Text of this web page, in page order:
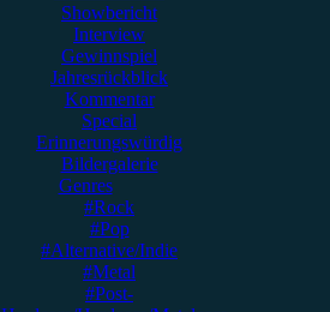
Showbericht
Interview
Gewinnspiel
Jahresrückblick
Kommentar
Special
Erinnerungswürdig
Bildergalerie
Genres
#Rock
#Pop
#Alternative/Indie
#Metal
#Post-